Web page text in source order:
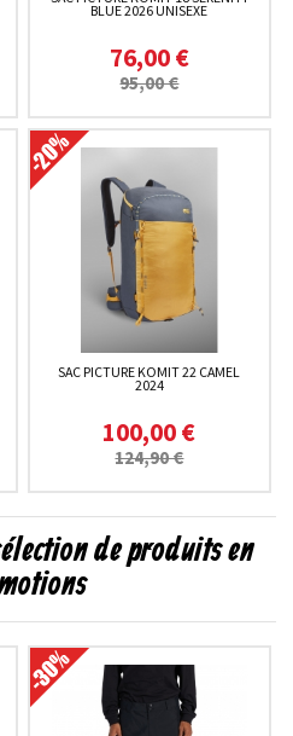
BLUE 2026 UNISEXE
76,00 €
95,00 €
SAC PICTURE KOMIT 22 CAMEL
2024
100,00 €
124,90 €
de produits en